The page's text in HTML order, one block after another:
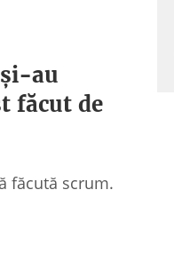
au
făcut de
făcută scrum.